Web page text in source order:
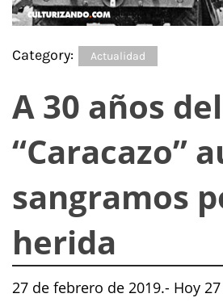
Category: Actualidad
A 30 años del
“Caracazo”
sangramos
herida
27 de febrero de 2019.- Hoy